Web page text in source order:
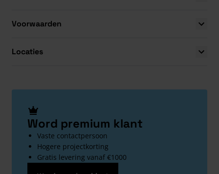
Voorwaarden
Locaties
Word premium klant
Vaste contactpersoon
Hogere projectkorting
Gratis levering vanaf €1000